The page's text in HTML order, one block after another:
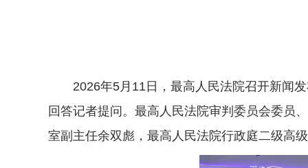
2026年5月11日，最高人民法院召开新闻发
回答记者提问。最高人民法院审判委员会委员
室副主任余双彪，最高人民法院行政庭二级高